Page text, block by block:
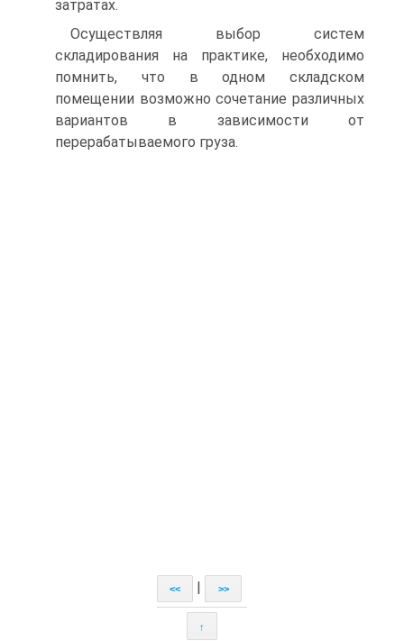
затратах.
Осуществляя выбор систем
складирования на практике, необходимо
помнить, что в одном складском
помещении возможно сочетание различных
вариантов в зависимости от
перерабатываемого груза.
<< >>
↑